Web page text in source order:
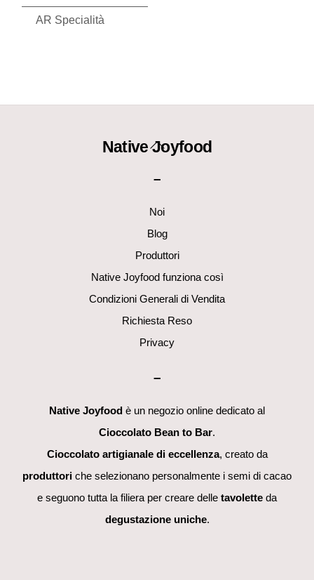
AR Specialità
Back
Native Joyfood
–
Noi
Blog
Produttori
Native Joyfood funziona così
Condizioni Generali di Vendita
Richiesta Reso
Privacy
–
Native Joyfood è un negozio online dedicato al
Cioccolato Bean to Bar.
Cioccolato artigianale di eccellenza, creato da
produttori che selezionano personalmente i semi di cacao
e seguono tutta la filiera per creare delle tavolette da
degustazione uniche.